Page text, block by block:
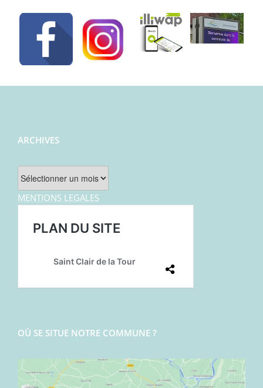
ARCHIVES
Archives
MENTIONS LEGALES
OÙ SE SITUE NOTRE COMMUNE ?